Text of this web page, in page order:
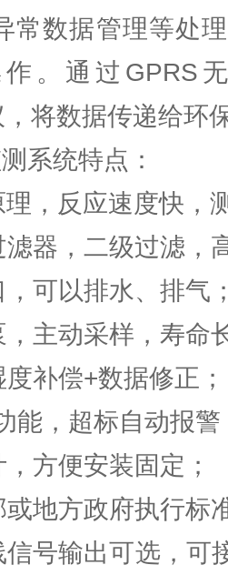
常数据管理等处
。通过GPRS
将数据传递给环
系统特点：
，反应速度快，
器，二级过滤，
可以排水、排气
主动采样，寿命
补偿+数据修正；
能，超标自动报警
方便安装固定；
地方政府执行标
号输出可选，可